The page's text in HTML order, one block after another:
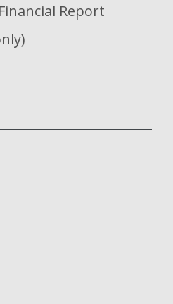
Report